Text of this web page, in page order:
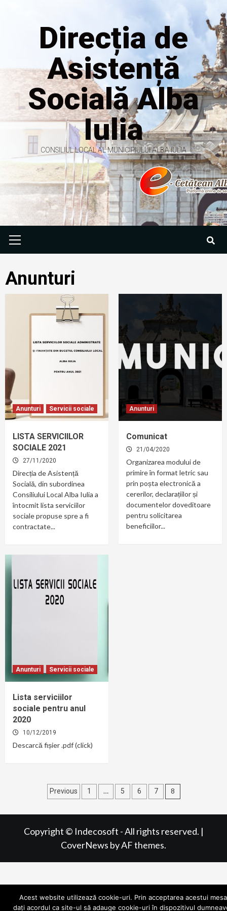
Direcția de
Asistență
Socială Alba
Iulia
CONSILIUL LOCAL AL MUNICIPIULUI ALBA IULIA
Anunturi
Anunturi Servicii sociale
LISTA SERVICIILOR
SOCIALE 2021
27/11/2020
Direcția de Asistență
Socială, din subordinea
Consiliului Local Alba Iulia a
întocmit lista serviciilor
sociale propuse spre a fi
contractate...
Anunturi
Comunicat
21/04/2020
Organizarea modului de
primire în format letric sau
prin poșta electronică a
cererilor, declarațiilor și
documentelor doveditoare
pentru solicitarea
beneficiilor...
Anunturi Servicii sociale
Lista serviciilor
sociale pentru anul
2020
10/12/2019
Descarcă fișier .pdf (click)
Previous 1 … 5 6 7 8
Copyright © Indecosoft - All rights reserved. |
CoverNews by AF themes.
Acest website utilizează cookie-uri. Prin acceptarea acestui
dați acordul ca site-ul să adauge cookie-uri în dispozitivul